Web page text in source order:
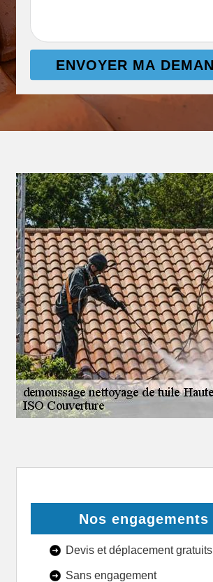
Nos engagements
Devis et déplacement gratuits
Sans engagement